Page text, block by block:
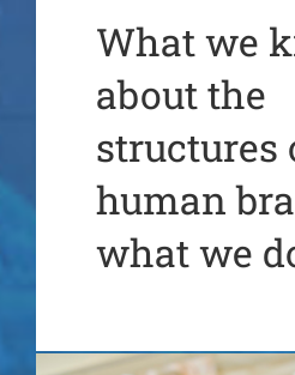
What we
about the
structures
human
what we